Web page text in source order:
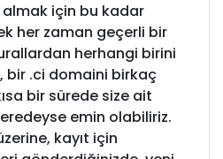
için bu kadar
her zaman geçerli bir
herhangi birini
bir .ci domaini birkaç
bir sürede size ait
emin olabiliriz.
kayıt için